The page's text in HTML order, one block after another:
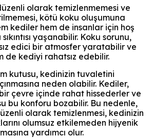
olarak temizlenmemesi ve
kötü koku oluşumuna
kediler hem de insanlar için hoş
yaşanabilir. Koku sorunu,
edici bir atmosfer yaratabilir ve
de kediyi rahatsız edebilir.
kutusu, kedinizin tuvaletini
neden olabilir. Kediler,
çevre içinde rahat hissederler ve
bu konforu bozabilir. Bu nedenle,
olarak temizlenmesi, kedinizin
olumsuz etkilemeden hijyenik
yardımcı olur.